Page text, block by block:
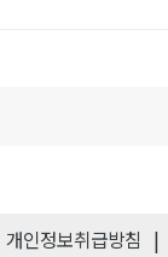
개인정보취급방침